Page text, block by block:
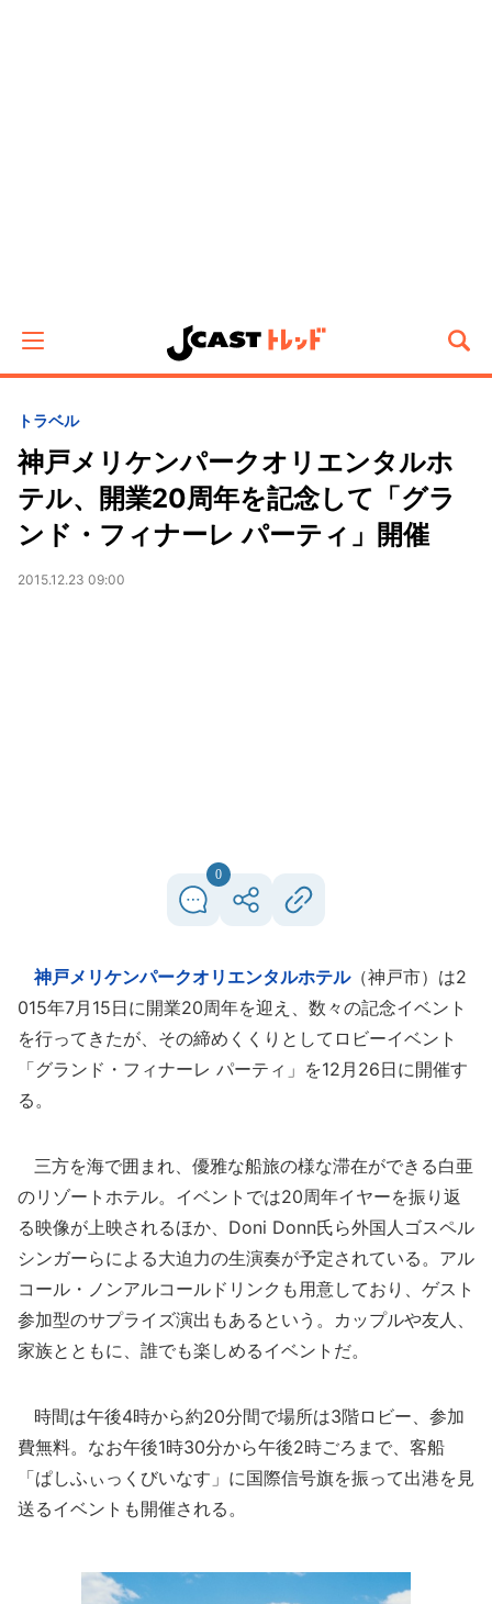
トラベル
神戸メリケンパークオリエンタルホ
テル、開業20周年を記念して「グラ
ンド・フィナーレ パーティ」開催
2015.12.23 09:00
0
神戸メリケンパークオリエンタルホテル（神戸市）は2
015年7月15日に開業20周年を迎え、数々の記念イベント
を行ってきたが、その締めくくりとしてロビーイベント
「グランド・フィナーレ パーティ」を12月26日に開催す
る。
三方を海で囲まれ、優雅な船旅の様な滞在ができる白亜
のリゾートホテル。イベントでは20周年イヤーを振り返
る映像が上映されるほか、Doni Donn氏ら外国人ゴスペル
シンガーらによる大迫力の生演奏が予定されている。アル
コール・ノンアルコールドリンクも用意しており、ゲスト
参加型のサプライズ演出もあるという。カップルや友人、
家族とともに、誰でも楽しめるイベントだ。
時間は午後4時から約20分間で場所は3階ロビー、参加
費無料。なお午後1時30分から午後2時ごろまで、客船
「ぱしふぃっくびいなす」に国際信号旗を振って出港を見
送るイベントも開催される。